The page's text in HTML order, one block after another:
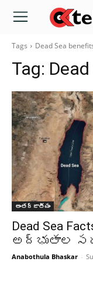
Tags Dead Sea
Tag:
అంతర్జాతీయం
Dead Sea
అద్భుతాల
Anabothula Bhaskar -